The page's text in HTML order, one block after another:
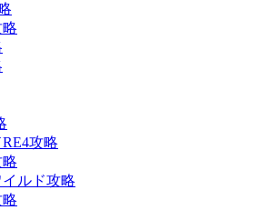
攻略
ルド攻略